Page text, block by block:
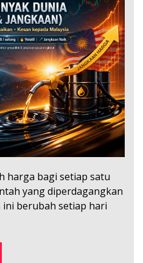
harga bagi setiap satu
yang diperdagangkan
berubah setiap hari